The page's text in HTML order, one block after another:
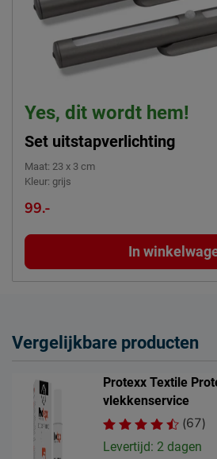
Locatie
Uden,
Emailadres
Yes, dit wordt hem!
Set uitstapverlichting
Maat: 23 x 3 cm
Kleur: grijs
99.-
In
Vergelijkbare producten
Protexx Textile
vlekkenservice
(67)
Levertijd: 2 dagen